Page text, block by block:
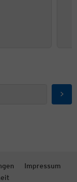
Impressum